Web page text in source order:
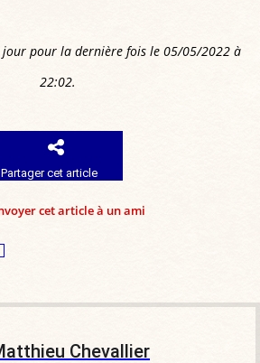
jour pour la dernière fois le 05/05/2022 à
22:02.
Partager cet article
cet article à un ami
Chevallier